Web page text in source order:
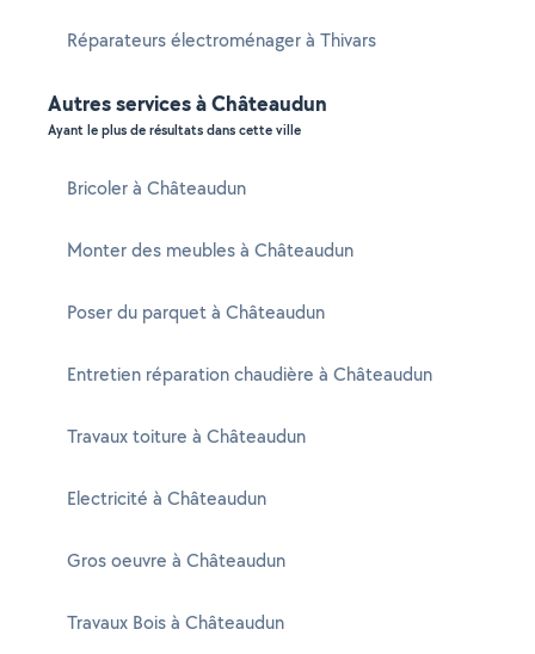
Réparateurs électroménager à Thivars
Autres services à Châteaudun
Ayant le plus de résultats dans cette ville
Bricoler à Châteaudun
Monter des meubles à Châteaudun
Poser du parquet à Châteaudun
Entretien réparation chaudière à Châteaudun
Travaux toiture à Châteaudun
Electricité à Châteaudun
Gros oeuvre à Châteaudun
Travaux Bois à Châteaudun